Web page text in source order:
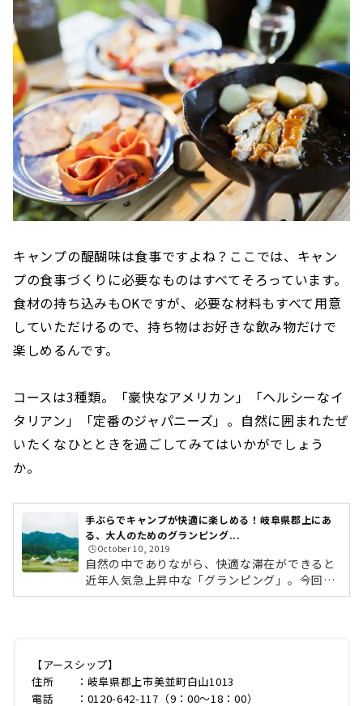
キャンプの醍醐味は食事ですよね？ここでは、キャン
プの食事づくりに必要なものはすべてそろっています。
食材の持ち込みもOKですが、必要な材料もすべて用意
していただけるので、持ち物はお好きな飲み物だけで
楽しめるんです。
コースは3種類。「豪快なアメリカン」「ヘルシーなイ
タリアン」「定番のジャパニーズ」。自然に囲まれたぜ
いたくなひとときを過ごしてみてはいかがでしょう
か。
手ぶらでキャンプが快適に楽しめる！岐阜県郡上にあ
る、大人のためのグランピング...
🕒️October 10, 2019
自然の中でありながら、快適な滞在ができると
近年人気急上昇中な「グランピング」。今回ご
紹介するのは、岐阜県郡上市にある「EARTH S
る施設です。名古屋市内から約50分とアクセス
も良く、手ぶらでアウトドアが楽しめるとあっ
て若い女性たちからも人気！また、同エリアで
【アースシップ】
住所 ：岐阜県郡上市美並町白山1013
電話 ：0120-642-117（9：00〜18：00）